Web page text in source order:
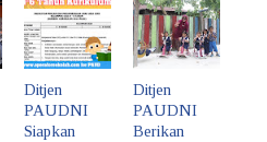
Ditjen
PAUDNI
Siapkan
Ditjen
PAUDNI
Berikan